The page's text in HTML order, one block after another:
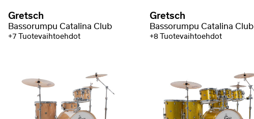
Gretsch
Bassorumpu Catalina Club
+7 Tuotevaihtoehdot
Gretsch
Bassorumpu Catalina Club
+8 Tuotevaihtoehdot